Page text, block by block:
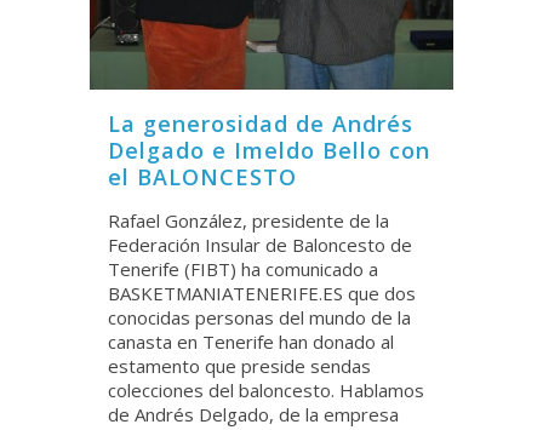
La generosidad de Andrés
Delgado e Imeldo Bello con
el BALONCESTO
Rafael González, presidente de la
Federación Insular de Baloncesto de
Tenerife (FIBT) ha comunicado a
BASKETMANIATENERIFE.ES que dos
conocidas personas del mundo de la
canasta en Tenerife han donado al
estamento que preside sendas
colecciones del baloncesto. Hablamos
de Andrés Delgado, de la empresa